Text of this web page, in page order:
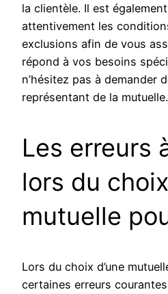
la clientèle. Il est
attentivement les
exclusions afin de vous
répond à vos besoins
n’hésitez pas à demander
représentant de la mutuelle.
Les erreurs
lors du
mutuelle
Lors du choix d’une
certaines erreurs